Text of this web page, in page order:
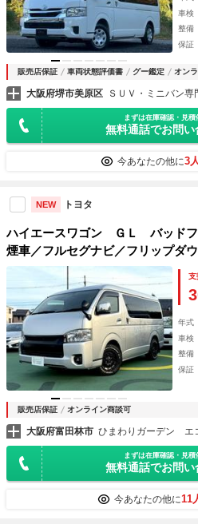
車検
整備
保証
販売店保証 車両状態評価書 グー鑑定 オン
大阪府堺市美原区 ＳＵＶ・ミニバン専
まずは在庫確認・見積
無料通話でお問い
今あなたの他に3
NEW トヨタ
ハイエースワゴン ＧＬ バッドフ
煙車／フルセグナビ／フリップダ
ドドア／ＴＯＹＯオープンカント
ル／Ｂｌｕｅｔｏｏｔｈ／バック
支
年式
車検
整備
保証
販売店保証 オンライン商談可
大阪府富田林市 ひまわりガーデン エ
まずは在庫確認・見積
無料通話でお問い
今あなたの他に11